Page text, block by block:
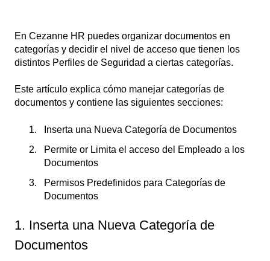
En Cezanne HR puedes organizar documentos en
categorías y decidir el nivel de acceso que tienen los
distintos Perfiles de Seguridad a ciertas categorías.
Este artículo explica cómo manejar categorías de
documentos y contiene las siguientes secciones:
Inserta una Nueva Categoría de Documentos
Permite or Limita el acceso del Empleado a los
Documentos
Permisos Predefinidos para Categorías de
Documentos
1. Inserta una Nueva Categoría de
Documentos